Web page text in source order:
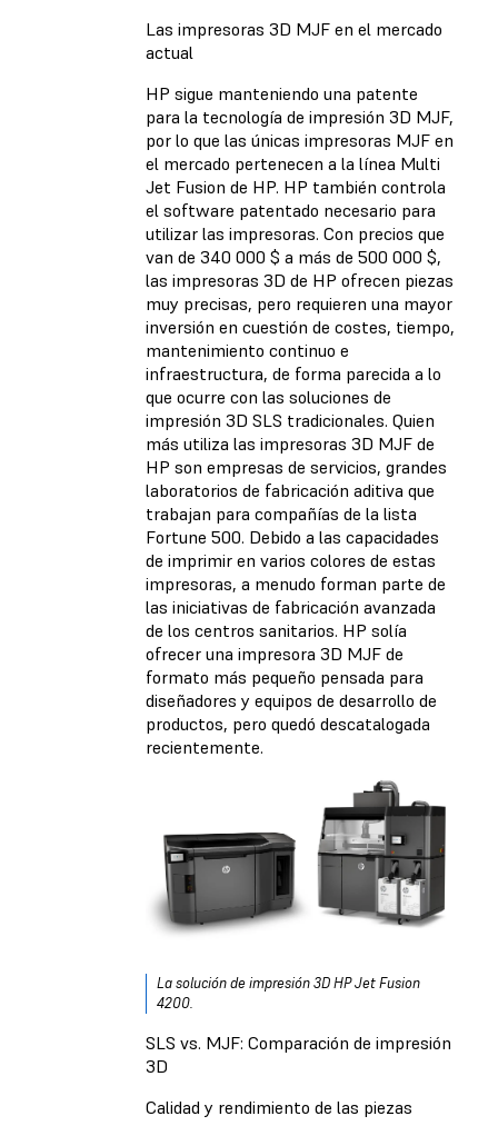
Las impresoras 3D MJF en el mercado
actual
HP sigue manteniendo una patente
para la tecnología de impresión 3D MJF,
por lo que las únicas impresoras MJF en
el mercado pertenecen a la línea Multi
Jet Fusion de HP. HP también controla
el software patentado necesario para
utilizar las impresoras. Con precios que
van de 340 000 $ a más de 500 000 $,
las impresoras 3D de HP ofrecen piezas
muy precisas, pero requieren una mayor
inversión en cuestión de costes, tiempo,
mantenimiento continuo e
infraestructura, de forma parecida a lo
que ocurre con las soluciones de
impresión 3D SLS tradicionales. Quien
más utiliza las impresoras 3D MJF de
HP son empresas de servicios, grandes
laboratorios de fabricación aditiva que
trabajan para compañías de la lista
Fortune 500. Debido a las capacidades
de imprimir en varios colores de estas
impresoras, a menudo forman parte de
las iniciativas de fabricación avanzada
de los centros sanitarios. HP solía
ofrecer una impresora 3D MJF de
formato más pequeño pensada para
diseñadores y equipos de desarrollo de
productos, pero quedó descatalogada
recientemente.
La solución de impresión 3D HP Jet Fusion
4200.
SLS vs. MJF: Comparación de impresión
3D
Calidad y rendimiento de las piezas